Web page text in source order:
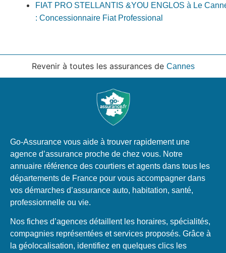
FIAT PRO STELLANTIS &YOU ENGLOS à Le
: Concessionnaire Fiat Professional
Revenir à toutes les assurances de Cannes
Go-Assurance vous aide à trouver rapidement une
agence d’assurance proche de chez vous. Notre
annuaire référence des courtiers et agents dans tous les
départements de France pour vous accompagner dans
vos démarches d’assurance auto, habitation, santé,
professionnelle ou vie.
Nos fiches d’agences détaillent les horaires, spécialités,
compagnies représentées et services proposés. Grâce à
la géolocalisation, identifiez en quelques clics les